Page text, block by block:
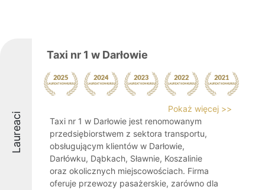
Laureaci
Taxi nr 1 w Darłowie
Pokaż więcej >>
Taxi nr 1 w Darłowie jest renomowanym
przedsiębiorstwem z sektora transportu,
obsługującym klientów w Darłowie,
Darłówku, Dąbkach, Sławnie, Koszalinie
oraz okolicznych miejscowościach. Firma
oferuje przewozy pasażerskie, zarówno dla